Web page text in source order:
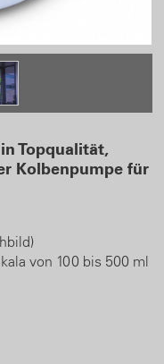
Topqualität,
Kolbenpumpe für
von 100 bis 500 ml